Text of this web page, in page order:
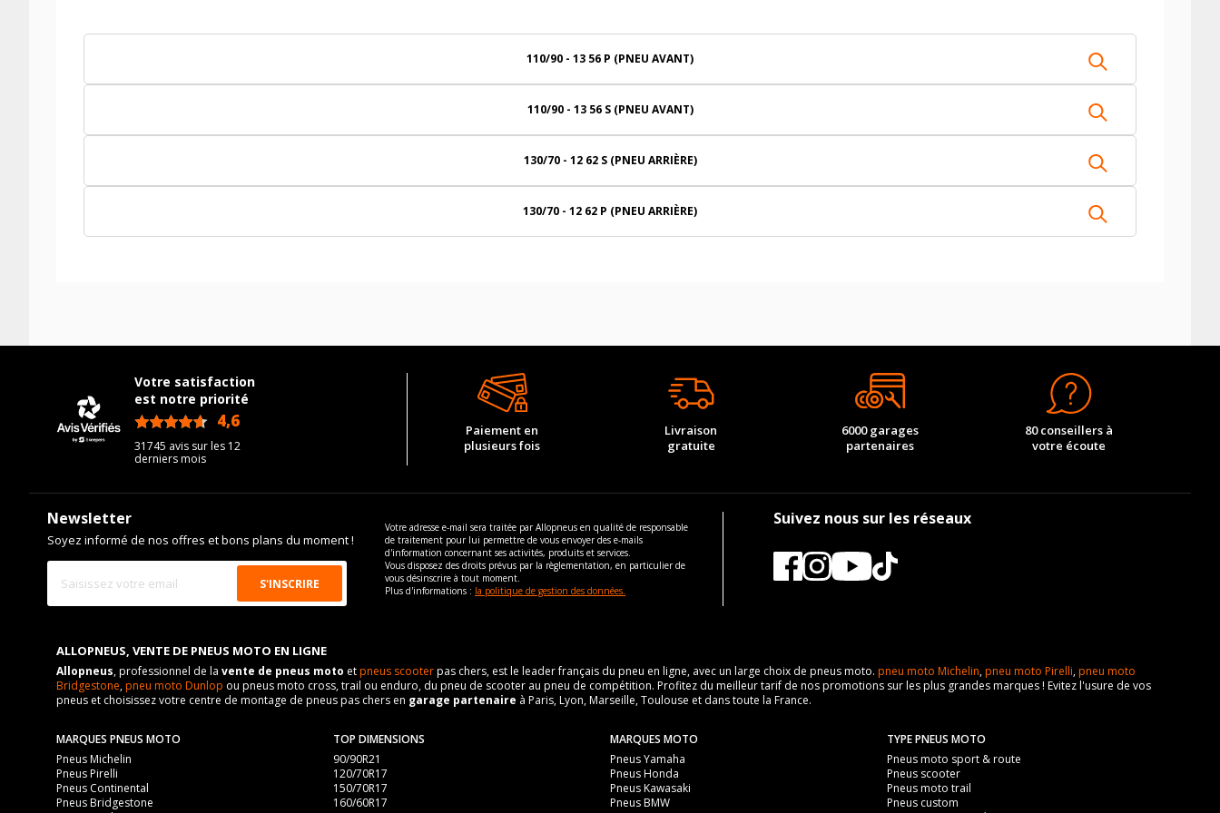
110/90 - 13 56 P (PNEU AVANT)
110/90 - 13 56 S (PNEU AVANT)
130/70 - 12 62 S (PNEU ARRIÈRE)
130/70 - 12 62 P (PNEU ARRIÈRE)
Votre satisfaction
est notre priorité
4,6
31745 avis sur les 12
derniers mois
Paiement en
plusieurs fois
Livraison
gratuite
6000 garages
partenaires
80 conseillers à
votre écoute
Newsletter
Soyez informé de nos offres et bons plans du moment !
Votre adresse e-mail sera traitée par Allopneus en qualité de responsable
de traitement pour lui permettre de vous envoyer des e-mails
d'information concernant ses activités, produits et services.
Vous disposez des droits prévus par la règlementation, en particulier de
vous désinscrire à tout moment.
Plus d'informations : la politique de gestion des données.
Suivez nous sur les réseaux
ALLOPNEUS, VENTE DE PNEUS MOTO EN LIGNE
Allopneus, professionnel de la vente de pneus moto etpneus scooterpas chers, est le leader français du pneu en ligne, avec un large choix de pneus moto. pneu moto Michelin,pneu moto Pirelli,pneu moto
Bridgestone,pneu moto Dunlop ou pneus moto cross, trail ou enduro, du pneu de scooter au pneu de compétition. Profitez du meilleur tarif de nos promotions sur les plus grandes marques ! Evitez l'usure de vos
pneus et choisissez votre centre de montage de pneus pas chers en garage partenaire à Paris, Lyon, Marseille, Toulouse et dans toute la France.
MARQUES PNEUS MOTO
Pneus Michelin
Pneus Pirelli
Pneus Continental
Pneus Bridgestone
TOP DIMENSIONS
90/90R21
120/70R17
150/70R17
160/60R17
MARQUES MOTO
Pneus Yamaha
Pneus Honda
Pneus Kawasaki
Pneus BMW
TYPE PNEUS MOTO
Pneus moto sport & route
Pneus scooter
Pneus moto trail
Pneus custom